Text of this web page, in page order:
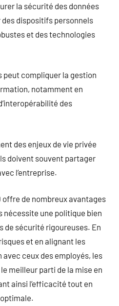
la sécurité des données
des dispositifs personnels
et des technologies
peut compliquer la gestion
notamment en
des
des enjeux de vie privée
doivent souvent partager
l’entreprise.
offre de nombreux avantages
nécessite une politique bien
de sécurité rigoureuses. En
et en alignant les
avec ceux des employés, les
meilleur parti de la mise en
ainsi l’efficacité tout en